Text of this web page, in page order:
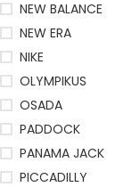
NEW BALANCE
NEW ERA
NIKE
OLYMPIKUS
OSADA
PADDOCK
PANAMA JACK
PICCADILLY